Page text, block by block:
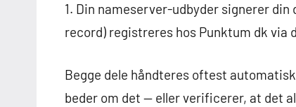
1. Din nameserver-udbyder signerer
record) registreres hos Punktum dk via
Begge dele håndteres oftest
beder om det — eller verificerer, at det